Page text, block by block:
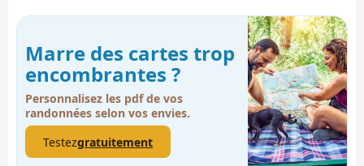
Marre des cartes trop
encombrantes ?
Personnalisez les pdf de vos
randonnées selon vos envies.
Testezgratuitement